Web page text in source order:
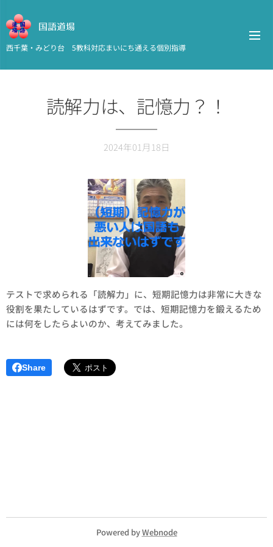
国語道場
西千葉・みどり台 5教科対応まいにち通える個別指導
読解力は、記憶力？！
2024年01月18日
テストで求められる「読解力」に、短期記憶力は非常に大きな
役割を果たしているはずです。では、短期記憶力を鍛えるため
には何をしたらよいのか、考えてみました。
Share
Powered byWebnode